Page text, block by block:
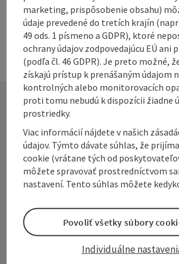
Contact
Oberösterreich Tourismus
Freistädter Straße 119
A-4041 Linz
+43 732 221022
marketing, prispôsobenie obsahu)
údaje prevedené do tretích krajín
49 ods. 1 písmeno a GDPR), ktoré
ochrany údajov zodpovedajúcu EÚ ani
(podľa čl. 46 GDPR). Je preto možné,
získajú prístup k prenášaným údajom
kontrolných alebo monitorovacích
proti tomu nebudú k dispozícii žiadne
prostriedky.
Viac informácií nájdete v našich
údajov. Týmto dávate súhlas, že
cookie (vrátane tých od
môžete spravovať prostredníctvom
nastavení. Tento súhlas môžete
Individuálne
Povoliť všetky súbory